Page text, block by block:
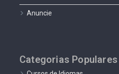
Anuncie
Categorias Populares